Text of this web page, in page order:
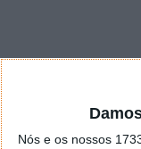
Nós e os nossos